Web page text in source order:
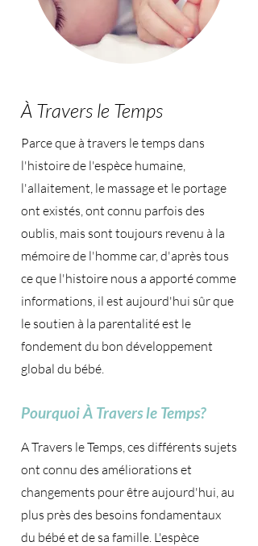
À Travers le Temps
Parce que à travers le temps dans
l'histoire de l'espèce humaine,
l'allaitement, le massage et le portage
ont existés, ont connu parfois des
oublis, mais sont toujours revenu à la
mémoire de l'homme car, d'après tous
ce que l'histoire nous a apporté comme
informations, il est aujourd'hui sûr que
le soutien à la parentalité est le
fondement du bon développement
global du bébé.
Pourquoi À Travers le Temps?
A Travers le Temps, ces différents sujets
ont connu des améliorations et
changements pour être aujourd'hui, au
plus près des besoins fondamentaux
du bébé et de sa famille. L'espèce